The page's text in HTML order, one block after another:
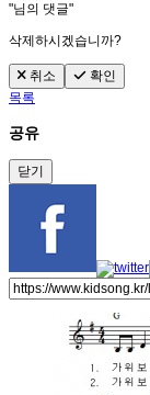
"님의 댓글"
삭제하시겠습니까?
취소
확인
목록
공유
닫기